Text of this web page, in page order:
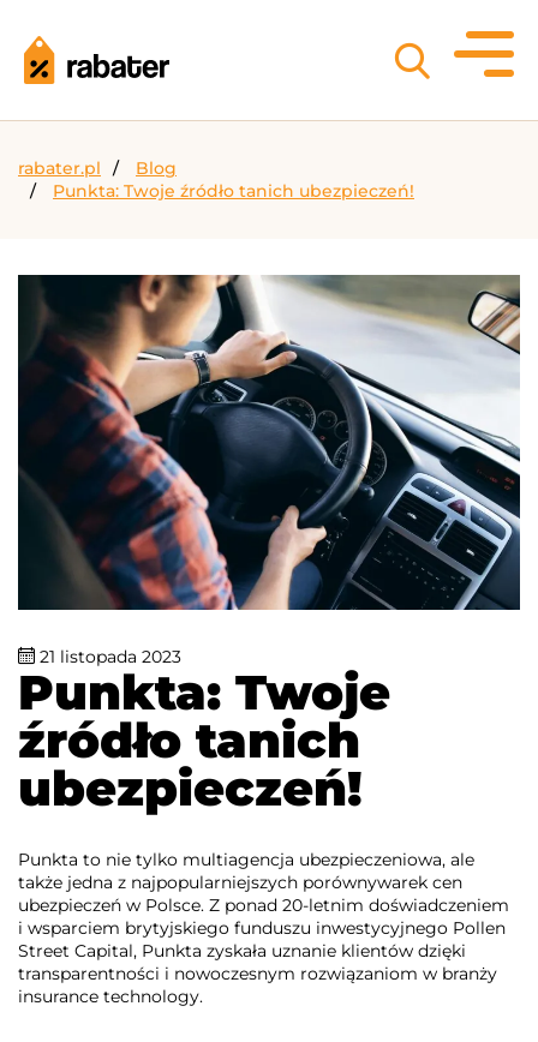
rabater.pl
Blog
Punkta: Twoje źródło tanich ubezpieczeń!
21 listopada 2023
Punkta: Twoje
źródło tanich
ubezpieczeń!
Punkta to nie tylko multiagencja ubezpieczeniowa, ale
także jedna z najpopularniejszych porównywarek cen
ubezpieczeń w Polsce. Z ponad 20-letnim doświadczeniem
i wsparciem brytyjskiego funduszu inwestycyjnego Pollen
Street Capital, Punkta zyskała uznanie klientów dzięki
transparentności i nowoczesnym rozwiązaniom w branży
insurance technology.